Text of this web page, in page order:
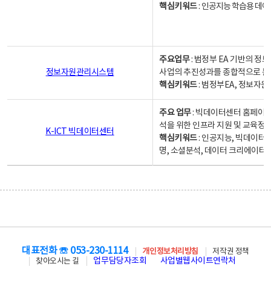
핵심키워드: 인공지능 학습용 데
정보자원관리시스템
주요업무: 범정부 EA 기반의 정
사업의 추진성과를 종합적으로
핵심키워드: 범정부EA, 정보자
K-ICT 빅데이터센터
주요 업무: 빅데이터센터 홈페이
석을 위한 인프라 지원 및 교육정
핵심키워드: 인공지능, 빅데이터,
명, 소셜분석, 데이터 크리에이터
대표전화 ☏ 053-230-1114 개인정보처리방침
저작권 정책
찾아오시는 길
업무담당자조회 사업별웹사이트연락처